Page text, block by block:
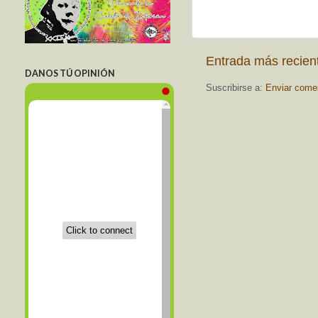
Entrada más
Suscribirse a: Enviar
DANOS TÚ OPINIÓN